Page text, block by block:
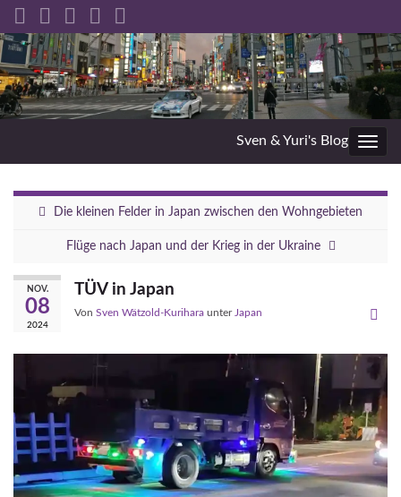
Sven & Yuri's Blog
Die kleinen Felder in Japan zwischen den Wohngebieten
Flüge nach Japan und der Krieg in der Ukraine
NOV.
08
2024
TÜV in Japan
Von Sven Wätzold-Kurihara unter Japan